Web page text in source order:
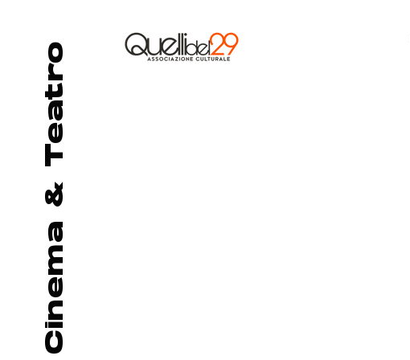
Cinema & Teatro